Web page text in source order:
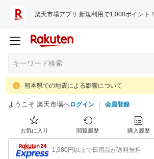
楽天市場アプリ 新規利用で1,000ポイント！
熊本県での地震による影響について
ようこそ 楽天市場へログイン 会員登録
お気に入り 閲覧履歴 購入履歴
1,980円以上で日用品が送料無料